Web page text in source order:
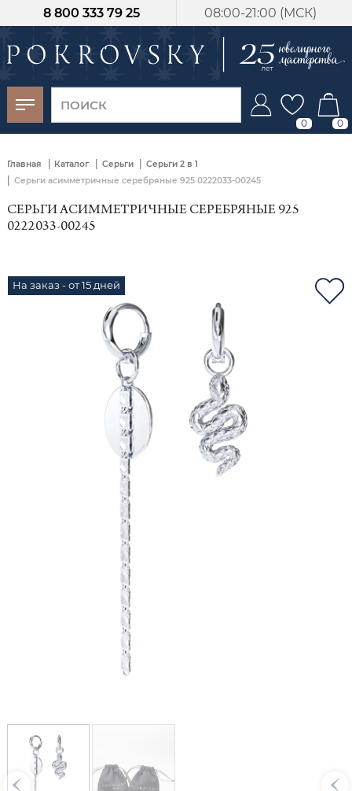
08:00-21:00 (МСК)
8 800 333 79 25
0 0
Главная | Каталог | Серьги | Серьги 2 в 1
| Серьги асимметричные серебряные 925 0222033-00245
СЕРЬГИ АСИММЕТРИЧНЫЕ СЕРЕБРЯНЫЕ 925
0222033-00245
На заказ - от 15 дней
-30%
от 15 дней с
момента оплаты